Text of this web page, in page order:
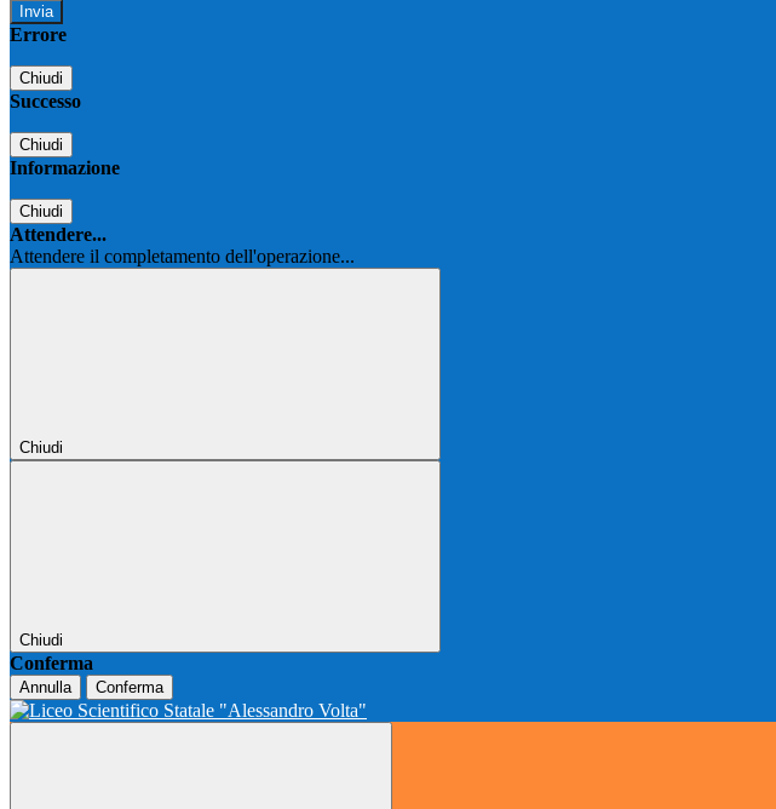
Errore
Chiudi
Successo
Chiudi
Informazione
Chiudi
Attendere...
Attendere il completamento dell'operazione...
Chiudi
Chiudi
Conferma
Annulla Conferma